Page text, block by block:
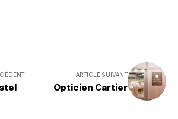
ARTICLE SUIVANT
Opticien Cartier